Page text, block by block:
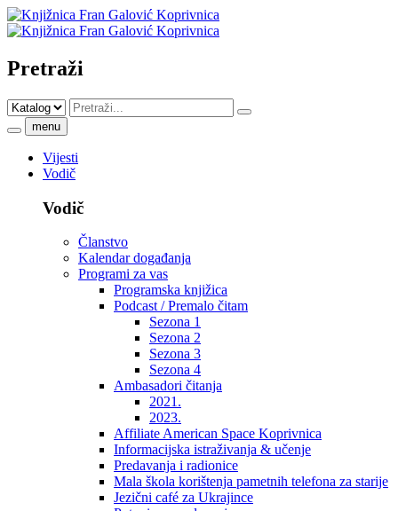
Pretraži
menu
Vijesti
Vodič
Vodič
Članstvo
Kalendar događanja
Programi za vas
Programska knjižica
Podcast / Premalo čitam
Sezona 1
Sezona 2
Sezona 3
Sezona 4
Ambasadori čitanja
2021.
2023.
Affiliate American Space Koprivnica
Informacijska istraživanja & učenje
Predavanja i radionice
Mala škola korištenja pametnih telefona za starije
Jezični café za Ukrajince